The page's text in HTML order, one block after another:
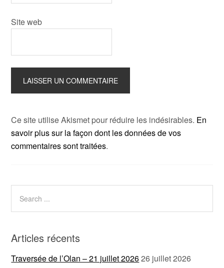
Site web
Ce site utilise Akismet pour réduire les indésirables. En
savoir plus sur la façon dont les données de vos
commentaires sont traitées.
Articles récents
Traversée de l’Olan – 21 juillet 202626 juillet 2026